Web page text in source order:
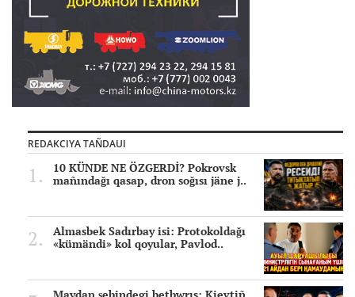
REDAKCIYA TAÑDAUI
10 KÜNDE NE ÖZGERDİ? Pokrovsk
mañındağı qasap, dron soğısı jäne j..
Almasbek Sadırbay isi: Protokoldağı
«kümändi» kol qoyular, Pavlod..
Maydan şebindegi betbwrıs: Kievtiñ